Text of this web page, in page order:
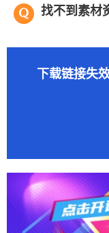
找不到素材
下载链接失